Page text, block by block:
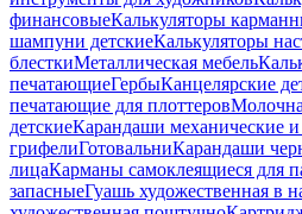
финансовыеКалькуляторы
шампуни детскиеКалькуляторы
блесткиМеталлическая мебель
печатающиеГербыКанцелярские
печатающие для плоттеров
детскиеКарандаши механические и
грифелиГотовальниКарандаши
лицаКарманы самоклеящиеся для
запасныеГуашь художественная в